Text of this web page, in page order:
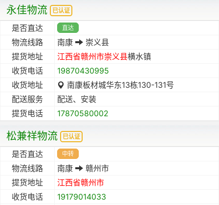
永佳物流 已认证
是否直达 直达
物流线路 南康
崇义县
提货地址
江西省赣州市崇义县横水镇
收货电话
19870430995
收货地址
南康板材城华东13栋130-131号
配送服务
配送、安装
提货电话
17870580002
松兼祥物流 已认证
是否直达 中转
物流线路 南康
赣州市
提货地址
江西省赣州市
收货电话
19179014033